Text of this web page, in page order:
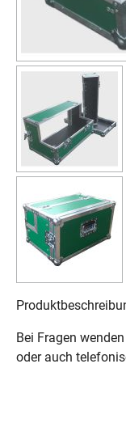
Bei Fragen
oder auch